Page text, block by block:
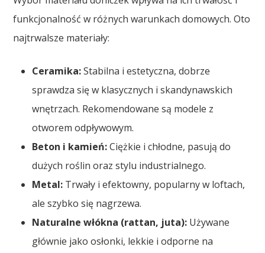
funkcjonalność w różnych warunkach domowych. Oto
najtrwalsze materiały:
Ceramika:Stabilna i estetyczna, dobrze
sprawdza się w klasycznych i skandynawskich
wnętrzach. Rekomendowane są modele z
otworem odpływowym.
Beton i kamień:Ciężkie i chłodne, pasują do
dużych roślin oraz stylu industrialnego.
Metal: Trwały i efektowny, popularny w loftach,
ale szybko się nagrzewa.
Naturalne włókna (rattan, juta): Używane
głównie jako osłonki, lekkie i odporne na